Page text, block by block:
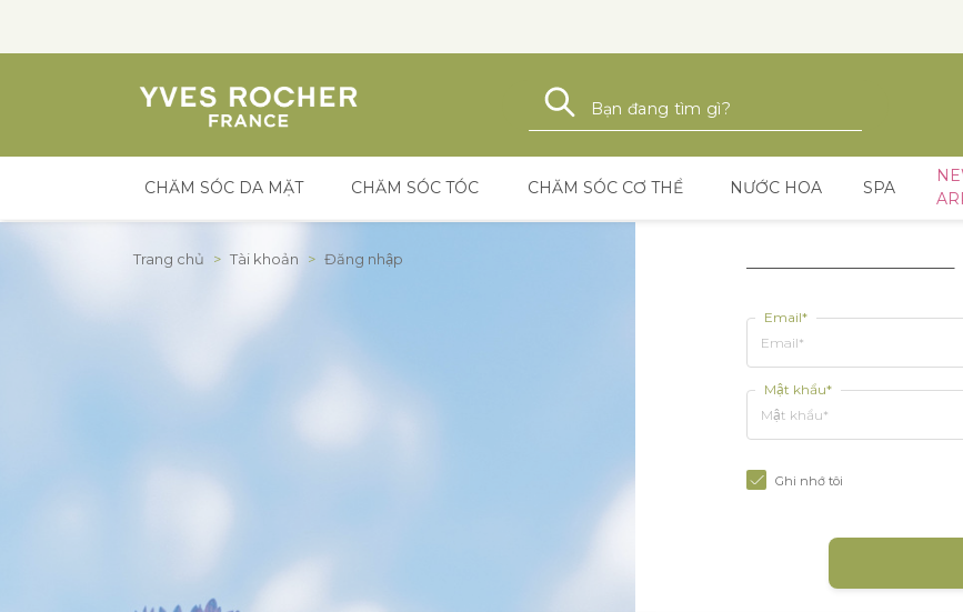
Tìm kiếm
CHĂM SÓC DA MẶT CHĂM SÓC TÓC CHĂM SÓC CƠ THỂ NƯỚC HOA SPA
Trang chủ > Tài khoản > Đăng nhập
Email*
Mật khẩu*
Ghi nhớ tôi